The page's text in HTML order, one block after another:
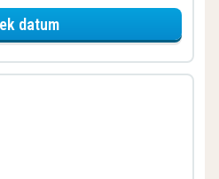
datumvoor Samen genieten